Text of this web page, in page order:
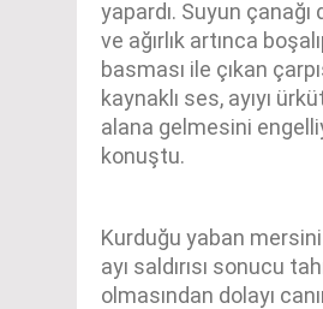
yapardı. Suyun çanağı
ve ağırlık artınca
basması ile çıkan
kaynaklı ses, ayıyı
alana gelmesini
konuştu.
Kurduğu yaban
ayı saldırısı sonucu
olmasından dolayı